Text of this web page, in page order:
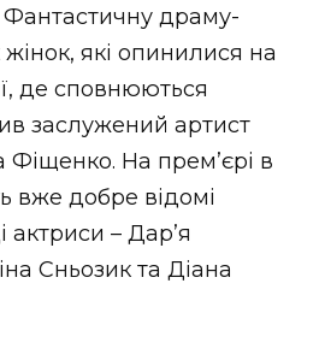
НОВИНИ
УКРАЇНИ
драму-
які опинилися на
де сповнюються
заслужений артист
На прем’єрі в
вже добре відомі
актриси – Дар’я
Сньозик та Діана